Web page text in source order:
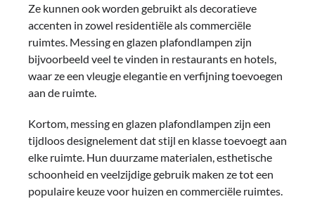
Ze kunnen ook worden gebruikt als decoratieve
accenten in zowel residentiële als commerciële
ruimtes. Messing en glazen plafondlampen zijn
bijvoorbeeld veel te vinden in restaurants en hotels,
waar ze een vleugje elegantie en verfijning toevoegen
aan de ruimte.
Kortom, messing en glazen plafondlampen zijn een
tijdloos designelement dat stijl en klasse toevoegt aan
elke ruimte. Hun duurzame materialen, esthetische
schoonheid en veelzijdige gebruik maken ze tot een
populaire keuze voor huizen en commerciële ruimtes.